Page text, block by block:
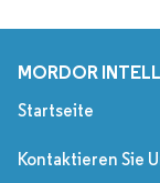
MORDOR
Startseite
Kontaktieren Sie